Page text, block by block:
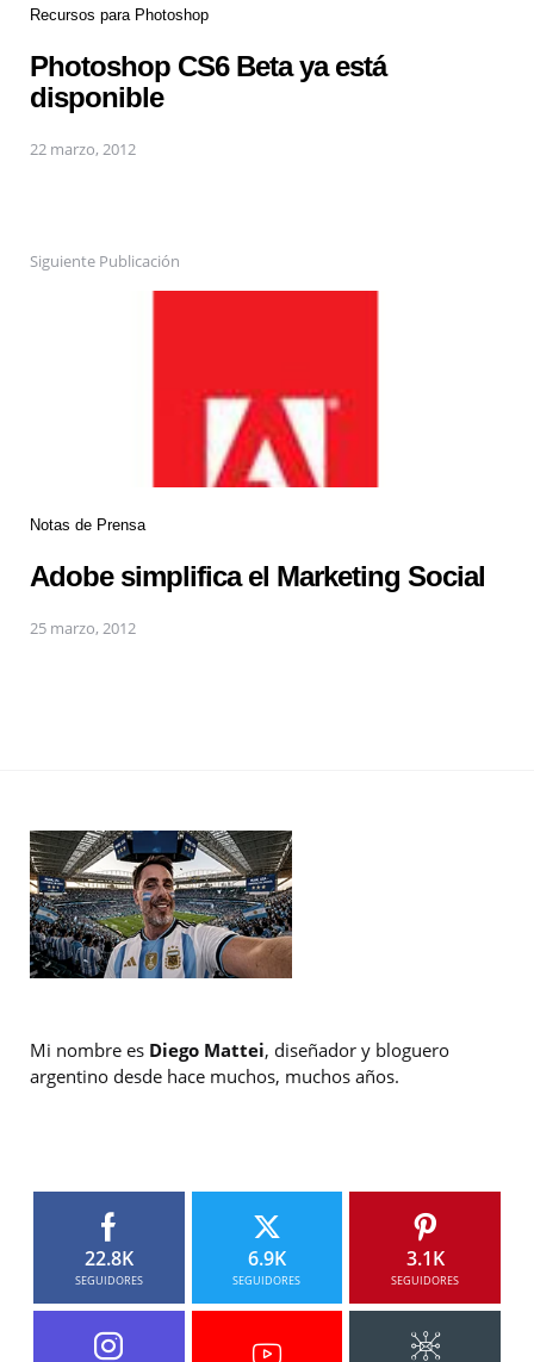
Recursos para Photoshop
Photoshop CS6 Beta ya está
disponible
22 marzo, 2012
Siguiente Publicación
Notas de Prensa
Adobe simplifica el Marketing Social
25 marzo, 2012
Mi nombre es Diego Mattei, diseñador y bloguero
argentino desde hace muchos, muchos años.
22.8K
SEGUIDORES
6.9K
SEGUIDORES
3.1K
SEGUIDORES